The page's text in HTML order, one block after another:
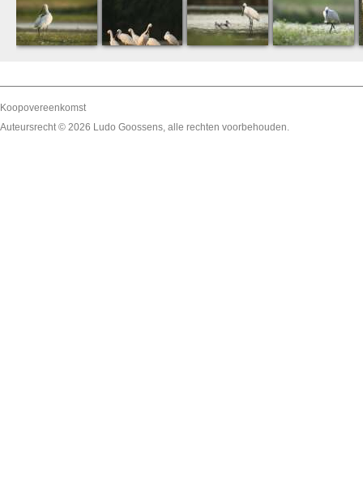
Koopovereenkomst
Auteursrecht © 2026 Ludo Goossens, alle rechten voorbehouden.